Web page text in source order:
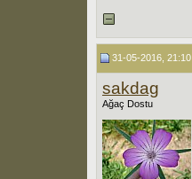
31-05-2016, 21:10
sakdag
Ağaç Dostu